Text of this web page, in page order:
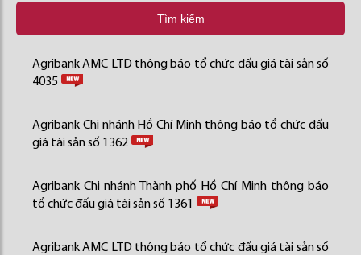
Tìm kiếm
Agribank AMC LTD thông báo tổ chức đấu giá tài sản số
4035
Agribank Chi nhánh Hồ Chí Minh thông báo tổ chức đấu
giá tài sản số 1362
Agribank Chi nhánh Thành phố Hồ Chí Minh thông báo
tổ chức đấu giá tài sản số 1361
Agribank AMC LTD thông báo tổ chức đấu giá tài sản số